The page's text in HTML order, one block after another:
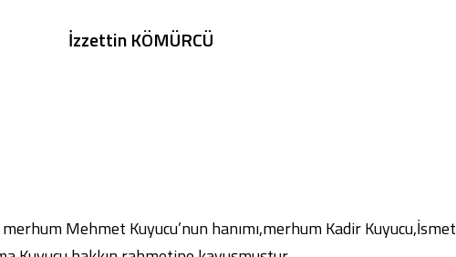
İzzettin KÖMÜRCÜ
Mehmet Kuyucu’nun hanımı,merhum Kadir Kuyucu,İsmet